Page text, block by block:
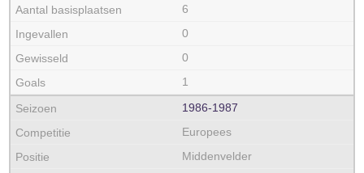
6
0
0
1
1986‑1987
Europees
Middenvelder